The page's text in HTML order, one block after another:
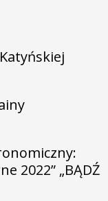
2022” „BĄDŹ